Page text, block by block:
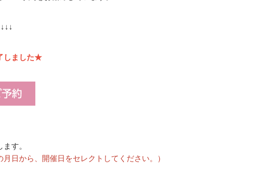
しました★
す。
月日から、開催日をセレクトしてください。）